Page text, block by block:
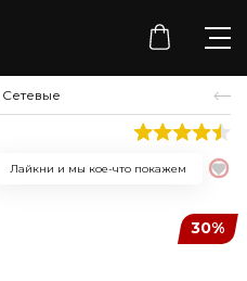
Сетевые
Лайкни и мы кое-что покажем
30%